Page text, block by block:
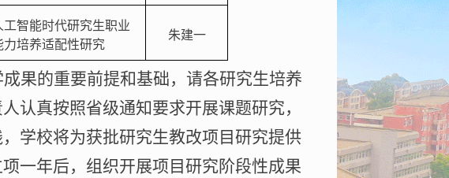
工智能时代研究生职业
力培养适配性研究
朱建一
果的重要前提和基础，请各研究生培养
认真按照省级通知要求开展课题研究，
学校将为获批研究生教改项目研究提供
一年后，组织开展项目研究阶段性成果